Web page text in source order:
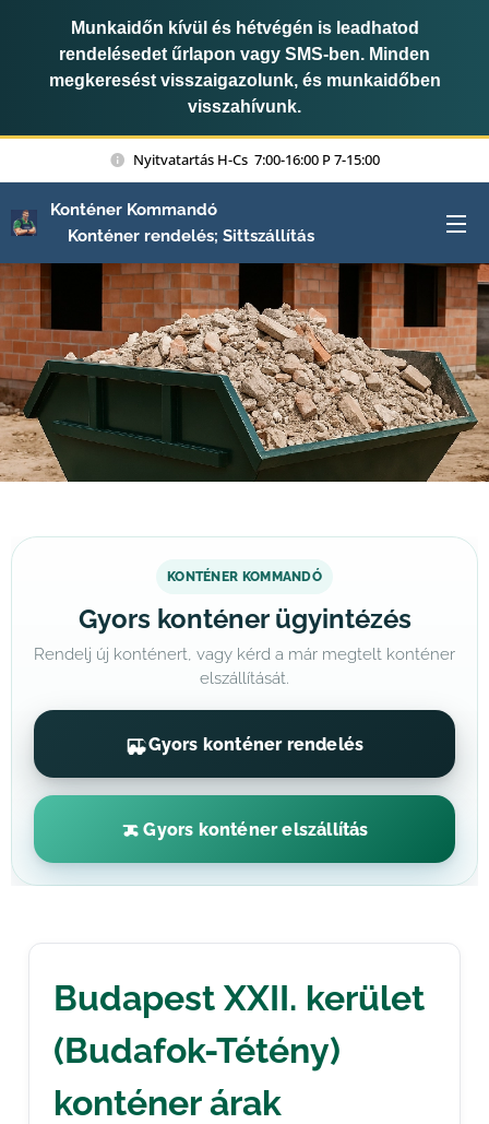
Munkaidőn kívül és hétvégén is leadhatod
rendelésedet űrlapon vagy SMS-ben. Minden
megkeresést visszaigazolunk, és munkaidőben
visszahívunk.
Nyitvatartás H-Cs 7:00-16:00 P 7-15:00
Konténer Kommandó
Konténer rendelés; Sittszállítás
KONTÉNER KOMMANDÓ
Gyors konténer ügyintézés
Rendelj új konténert, vagy kérd a már megtelt konténer
elszállítását.
Gyors konténer rendelés
Gyors konténer elszállítás
Budapest XXII. kerület
(Budafok-Tétény)
konténer árak